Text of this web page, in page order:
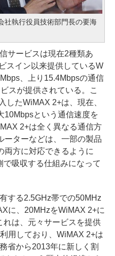
社執行役員技術部門長の要海
サービスは現在2種類あ
スイン以来提供しているW
、上り15.4Mbpsの通信
スが提供されている。こ
したWiMAX 2+は、現在、
10Mbpsという通信速度を
2+は全く異なる通信方
ーターなどは、一部の製品
両方に対応できるように
で吸収する仕組みになって
する2.5GHz帯での50MHz
に、20MHzをWiMAX 2+に
は、元々サービスを提供
用しており、WiMAX 2+は
省から2013年に新しく割